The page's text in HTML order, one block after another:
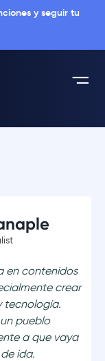
y seguir tu
en contenidos
crear
tecnología.
pueblo
a que vaya
ida.